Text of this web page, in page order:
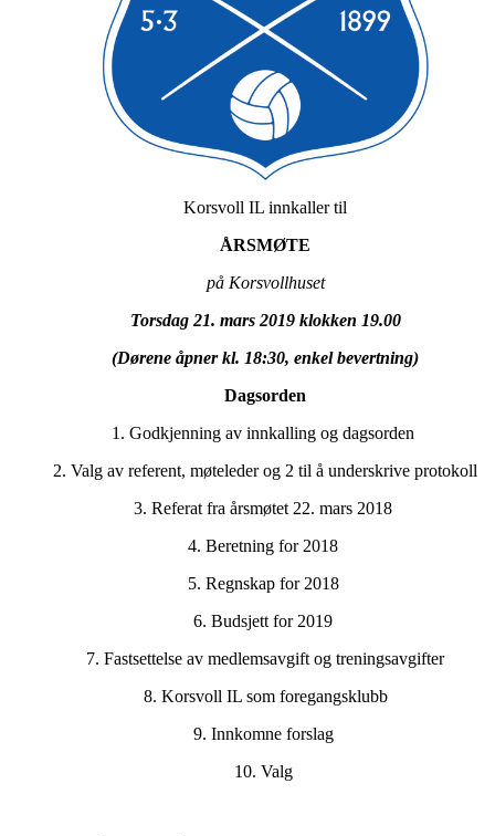
Korsvoll IL innkaller til
ÅRSMØTE
på Korsvollhuset
Torsdag 21. mars 2019 klokken 19.00
(Dørene åpner kl. 18:30, enkel bevertning)
Dagsorden
1. Godkjenning av innkalling og dagsorden
2. Valg av referent, møteleder og 2 til å underskrive protokoll
3. Referat fra årsmøtet 22. mars 2018
4. Beretning for 2018
5. Regnskap for 2018
6. Budsjett for 2019
7. Fastsettelse av medlemsavgift og treningsavgifter
8. Korsvoll IL som foregangsklubb
9. Innkomne forslag
10. Valg